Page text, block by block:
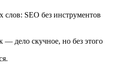
слов: SEO без инструментов
— дело скучное, но без этого